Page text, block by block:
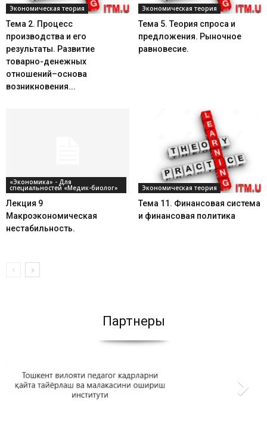
Экономическая теория
Тема 2. Процесс
производства и его
результаты. Развитие
товарно-денежных
отношений–основа
возникновения...
Экономическая теория
Тема 5. Теория спроса и
предложения. Рыночное
равновесие.
«Экономика» - Для
специальностей «Медик-биолог»
Лекция 9
Макроэкономическая
нестабильность.
Экономическая теория
Тема 11. Финансовая система
и финансовая политика
Партнеры